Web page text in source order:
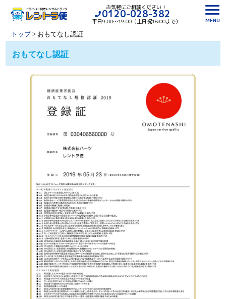
お気軽にご相談ください！
0120-028-382
平日9:00〜19:00（土日祝18:00まで）
MENU
トップ> おもてなし認証
おもてなし認証